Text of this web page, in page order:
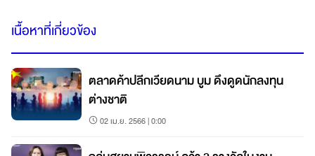
เนื้อหาที่เกี่ยวข้อง
ตลาดค้าปลีกเวียดนาม บูม ดึงดูดนักลงทุน
ต่างชาติ
02 เม.ย. 2566 | 0:00